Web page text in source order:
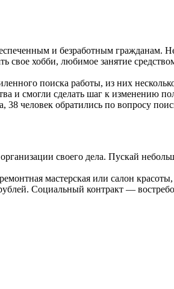
и безработным гражданам.
свое хобби, любимое занятие
поиска работы, из них
и смогли сделать шаг к изменению
38 человек обратились по вопросу
своего дела. Пускай
мастерская или салон
Социальный контракт —